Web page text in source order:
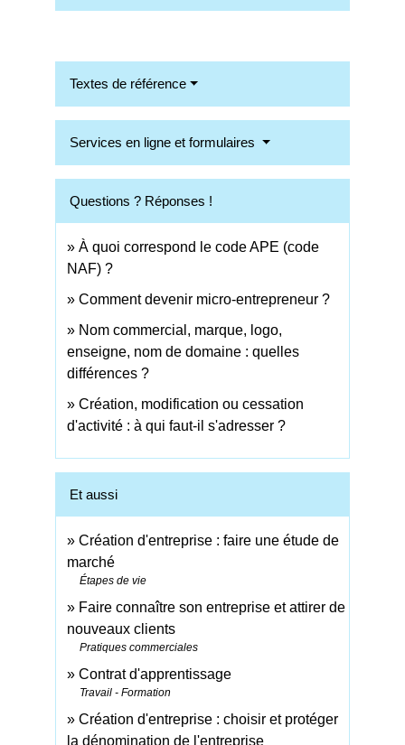
Textes de référence
Services en ligne et formulaires
Questions ? Réponses !
À quoi correspond le code APE (code
NAF) ?
Comment devenir micro-entrepreneur ?
Nom commercial, marque, logo,
enseigne, nom de domaine : quelles
différences ?
Création, modification ou cessation
d'activité : à qui faut-il s'adresser ?
Et aussi
Création d'entreprise : faire une étude de
marché
Étapes de vie
Faire connaître son entreprise et attirer de
nouveaux clients
Pratiques commerciales
Contrat d'apprentissage
Travail - Formation
Création d'entreprise : choisir et protéger
la dénomination de l'entreprise